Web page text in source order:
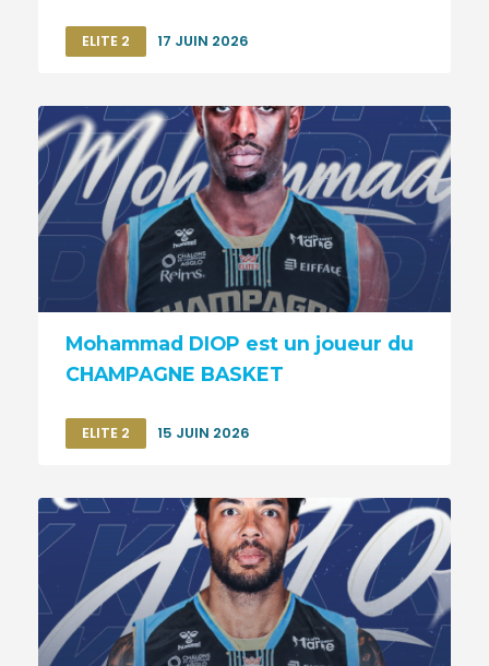
ELITE 2 17 JUIN 2026
Mohammad DIOP est un joueur du
CHAMPAGNE BASKET
ELITE 2 15 JUIN 2026